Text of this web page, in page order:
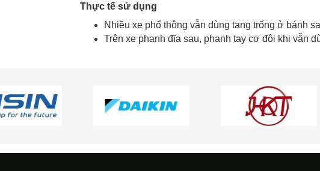
Thực tế sử dụng
Nhiều xe phổ thông vẫn dùng tang trống ở bánh
Trên xe phanh đĩa sau, phanh tay cơ đôi khi vẫn